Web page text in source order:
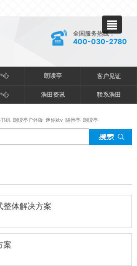
全国服务热线：
400-030-2780
心 朗读亭 客户见证
心 浩田资讯 联系浩田
机 朗读亭户外版 迷你ktv 隔音亭 朗读亭
整体解决方案
案